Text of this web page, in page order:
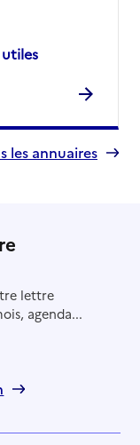
les annuaires
lettre
agenda...